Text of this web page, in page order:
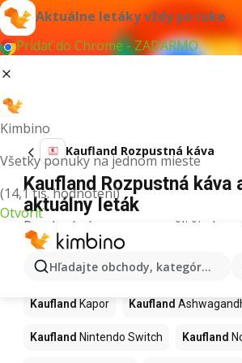
Aktuálne letáky vždy po ruke
Pridať do Chrome - ZADARMO
Kimbino
Všetky ponuky na jednom mieste
(14,1 tis. hodnotení)
Otvoriť
Hľadajte obchody, kategórie,
Kaufland Rozpustná káva
Kaufland Rozpustná káva
aktuálny leták
Pre daný výraz sme nenašli žiadne
Ďalšie produkty v
Kaufland
Kaufland Kapor Kaufland
Kaufland Nintendo Switch Kaufland